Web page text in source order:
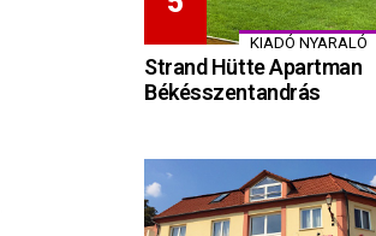
KIADÓ NYARALÓ
Strand Hütte Apartman
Békésszentandrás